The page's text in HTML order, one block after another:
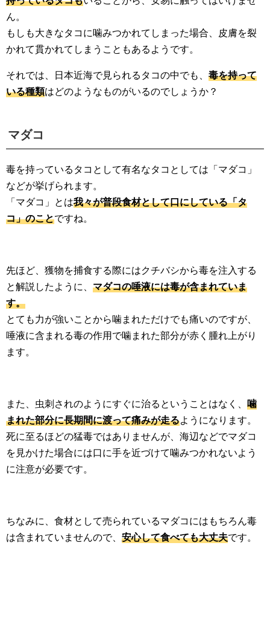
ん。
もしも大きなタコに噛みつかれてしまった場合、皮膚を裂
かれて貫かれてしまうこともあるようです。
それでは、日本近海で見られるタコの中でも、 毒を持って
いる種類はどのようなものがいるのでしょうか？
マダコ
毒を持っているタコとして有名なタコとしては「マダコ」
などが挙げられます。
「マダコ」とは我々が普段食材として口にしている「タ
コ」のことですね。
先ほど、獲物を捕食する際にはクチバシから毒を注入する
と解説したように、 マダコの唾液には毒が含まれていま
す。
とても力が強いことから噛まれただけでも痛いのですが、
唾液に含まれる毒の作用で噛まれた部分が赤く腫れ上がり
ます。
また、虫刺されのようにすぐに治るということはなく、 噛
まれた部分に長期間に渡って痛みが走るようになります。
死に至るほどの猛毒ではありませんが、海辺などでマダコ
を見かけた場合には口に手を近づけて噛みつかれないよう
に注意が必要です。
ちなみに、食材として売られているマダコにはもちろん毒
は含まれていませんので、 安心して食べても大丈夫です。